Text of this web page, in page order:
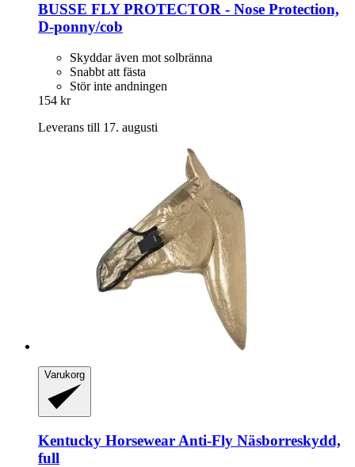
BUSSE FLY PROTECTOR -​ Nose Protection,
D-​ponny/cob
Skyddar även mot solbränna
Snabbt att fästa
Stör inte andningen
154 kr
Leverans till 17. augusti
Varukorg
Kentucky Horsewear Anti-​Fly Näsborreskydd,
full